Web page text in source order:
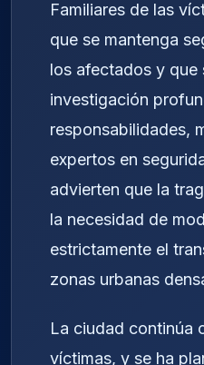
Familiares de las
que se mantenga
los afectados y que
investigación
responsabilidades,
expertos en
advierten que la
la necesidad de
estrictamente el
zonas urbanas
La ciudad continúa
víctimas, y se ha